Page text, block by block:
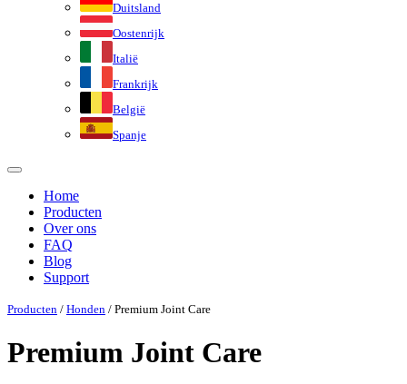
Duitsland
Oostenrijk
Italië
Frankrijk
België
Spanje
Home
Producten
Over ons
FAQ
Blog
Support
Producten / Honden / Premium Joint Care
Premium Joint Care